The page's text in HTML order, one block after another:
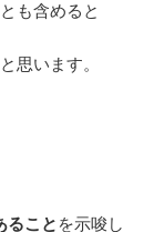
も含めると
思います。
ること を示唆し